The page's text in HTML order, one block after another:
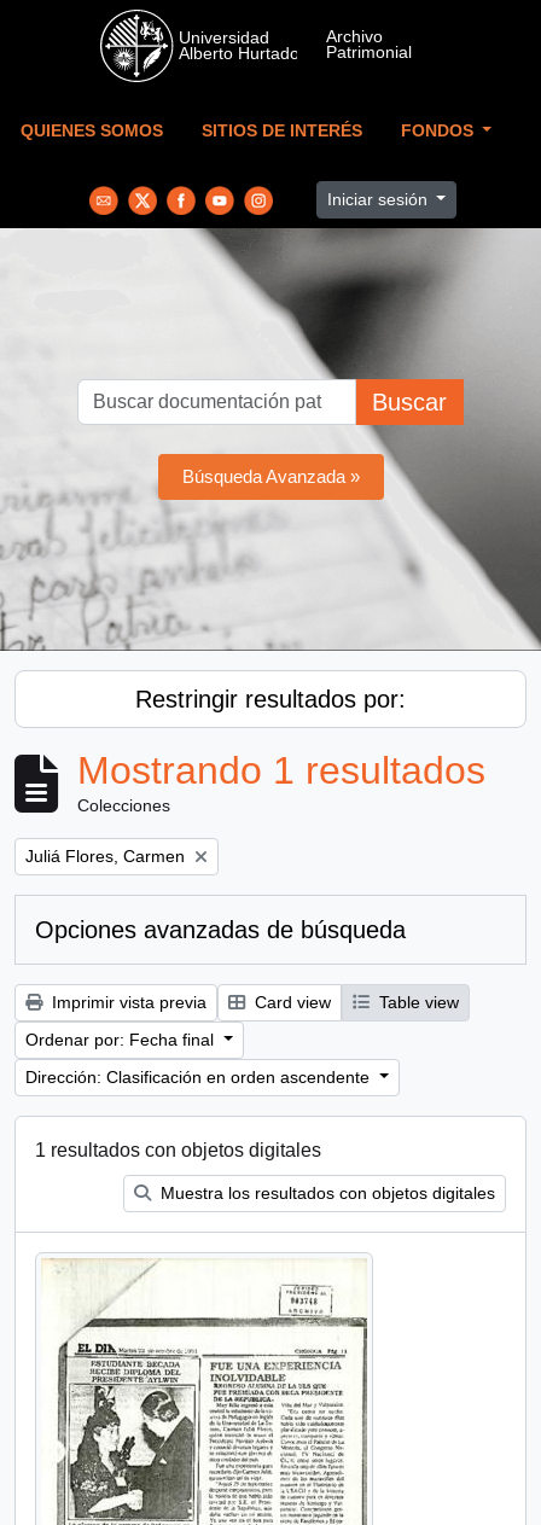
Skip to main content
QUIENES SOMOS SITIOS DE INTERÉS FONDOS
Iniciar sesión
Buscar
Búsqueda Avanzada »
Restringir resultados por:
Mostrando 1 resultados
Colecciones
Remove filter:
Juliá Flores, Carmen
Opciones avanzadas de búsqueda
Imprimir vista previa Card view
Table view
Ordenar por: Fecha final
Dirección: Clasificación en orden ascendente
1 resultados con objetos digitales
Muestra los resultados con objetos digitales